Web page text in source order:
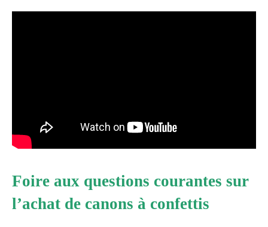
Foire aux questions courantes sur
l’achat de canons à confettis